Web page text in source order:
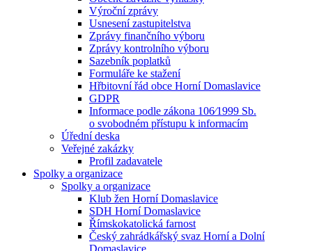
Výroční zprávy
Usnesení zastupitelstva
Zprávy finančního výboru
Zprávy kontrolního výboru
Sazebník poplatků
Formuláře ke stažení
Hřbitovní řád obce Horní Domaslavice
GDPR
Informace podle zákona 106⁄1999 Sb.
o svobodném přístupu k informacím
Úřední deska
Veřejné zakázky
Profil zadavatele
Spolky a organizace
Spolky a organizace
Klub žen Horní Domaslavice
SDH Horní Domaslavice
Římskokatolická farnost
Český zahrádkářský svaz Horní a Dolní
Domaslavice